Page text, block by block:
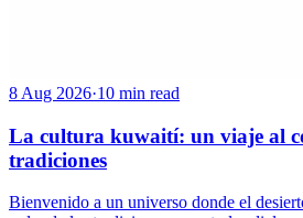
8 Aug 2026·10 min read
La cultura kuwaití: un viaje al
tradiciones
Bienvenido a un universo donde el